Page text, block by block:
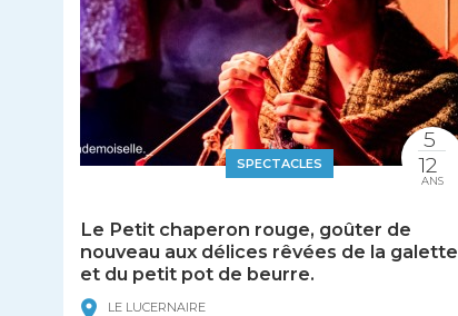
SPECTACLES
Le Petit chaperon rouge, goûter de
nouveau aux délices rêvées de la galette
et du petit pot de beurre.
LE LUCERNAIRE
5
12
ANS